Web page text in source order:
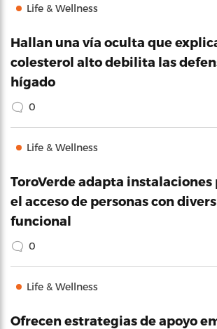
Life & Wellness
Hallan una vía oculta que
colesterol alto debilita las
hígado
0
Life & Wellness
ToroVerde adapta
el acceso de personas con
funcional
0
Life & Wellness
Ofrecen estrategias de apoyo